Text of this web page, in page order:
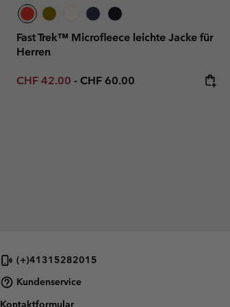
Fast Trek™ Microfleece leichte Jacke für
Herren
Minimum sale price:
CHF 42.00 - Maximum price:
CHF 60.00
(+)41315282015
Kundenservice
Kontaktformular